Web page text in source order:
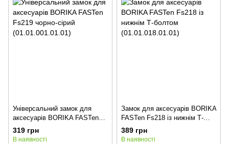
Універсальний замок для
аксесуарів BORIKA FASTen
Fs219 чорно-сірий
(01.01.001.01.01)
319 грн
В наявності
Замок для аксесуарів BORIKA
FASTen Fs218 із нижнім Т-
болтом (01.01.018.01.01)
389 грн
В наявності